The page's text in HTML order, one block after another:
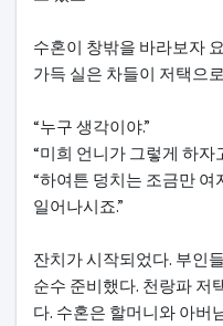
수혼이 창밖을 바라보자
가득 실은 차들이 저택으
“누구 생각이야.”
“미희 언니가 그렇게 하자
“하여튼 덩치는 조금만 여
일어나시죠.”
잔치가 시작되었다. 부인
순수 준비했다. 천랑파 저
다. 수혼은 할머니와 아버